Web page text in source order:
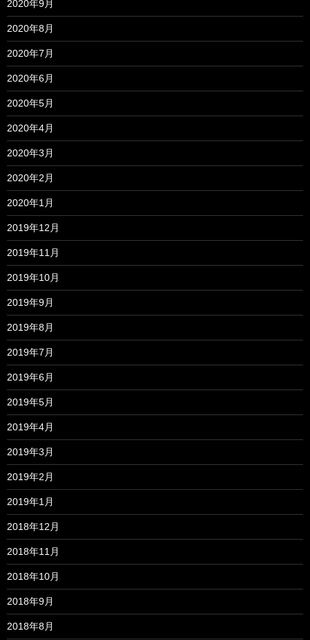
2020年9月
2020年8月
2020年7月
2020年6月
2020年5月
2020年4月
2020年3月
2020年2月
2020年1月
2019年12月
2019年11月
2019年10月
2019年9月
2019年8月
2019年7月
2019年6月
2019年5月
2019年4月
2019年3月
2019年2月
2019年1月
2018年12月
2018年11月
2018年10月
2018年9月
2018年8月